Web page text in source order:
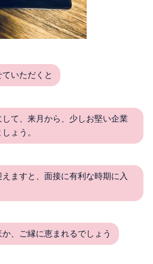
いただくと
て、来月から、少しお堅い企業
ょう。
ますと、面接に有利な時期に入
、ご縁に恵まれるでしょう